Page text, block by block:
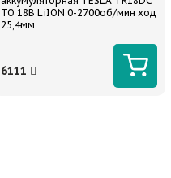
TO 18В LiION 0-2700об/мин ход
25,4мм
6111